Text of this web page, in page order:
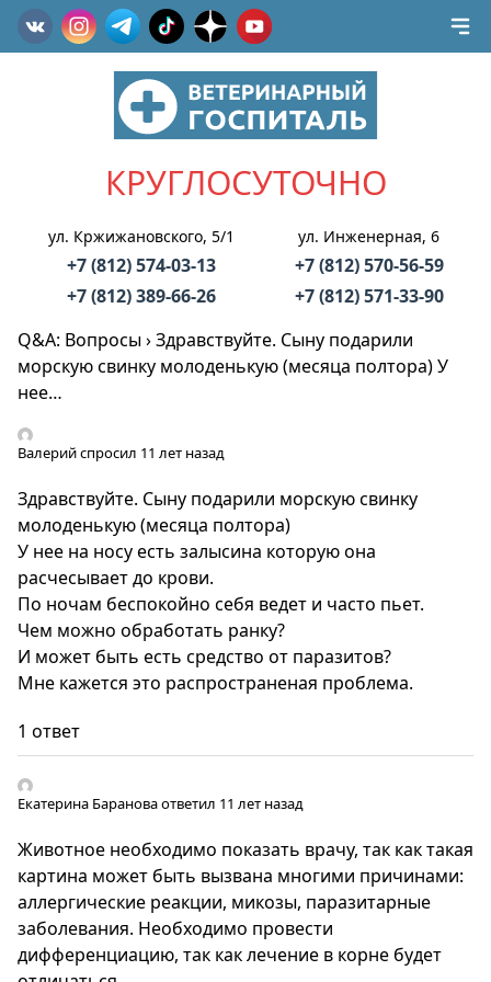
КРУГЛОСУТОЧНО
ул. Кржижановского, 5/1
+7 (812) 574-03-13
+7 (812) 389-66-26
ул. Инженерная, 6
+7 (812) 570-56-59
+7 (812) 571-33-90
Q&A: Вопросы›Здравствуйте. Сыну подарили
морскую свинку молоденькую (месяца полтора) У
нее…
Валерийспросил 11 лет назад
Здравствуйте. Сыну подарили морскую свинку
молоденькую (месяца полтора)
У нее на носу есть залысина которую она
расчесывает до крови.
По ночам беспокойно себя ведет и часто пьет.
Чем можно обработать ранку?
И может быть есть средство от паразитов?
Мне кажется это распространеная проблема.
1 ответ
Екатерина Барановаответил 11 лет назад
Животное необходимо показать врачу, так как такая
картина может быть вызвана многими причинами:
аллергические реакции, микозы, паразитарные
заболевания. Необходимо провести
дифференциацию, так как лечение в корне будет